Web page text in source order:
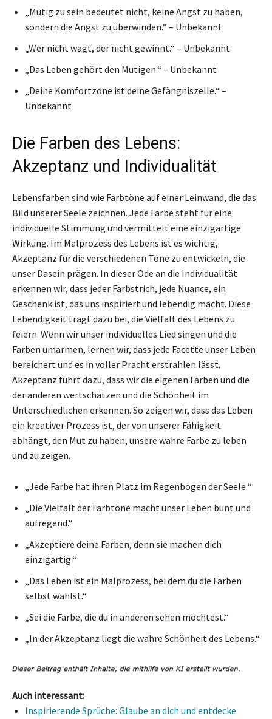
„Mutig zu sein bedeutet nicht, keine Angst zu haben,
sondern die Angst zu überwinden.“ – Unbekannt
„Wer nicht wagt, der nicht gewinnt.“ – Unbekannt
„Das Leben gehört den Mutigen.“ – Unbekannt
„Deine Komfortzone ist deine Gefängniszelle.“ –
Unbekannt
Die Farben des Lebens:
Akzeptanz und Individualität
Lebensfarben sind wie Farbtöne auf einer Leinwand, die das
Bild unserer Seele zeichnen. Jede Farbe steht für eine
individuelle Stimmung und vermittelt eine einzigartige
Wirkung. Im Malprozess des Lebens ist es wichtig,
Akzeptanz für die verschiedenen Töne zu entwickeln, die
unser Dasein prägen. In dieser Ode an die Individualität
erkennen wir, dass jeder Farbstrich, jede Nuance, ein
Geschenk ist, das uns inspiriert und lebendig macht. Diese
Lebendigkeit trägt dazu bei, die Vielfalt des Lebens zu
feiern. Wenn wir unser individuelles Lied singen und die
Farben umarmen, lernen wir, dass jede Facette unser Leben
bereichert und es in voller Pracht erstrahlen lässt.
Akzeptanz führt dazu, dass wir die eigenen Farben und die
der anderen wertschätzen und die Schönheit im
Unterschiedlichen erkennen. So zeigen wir, dass das Leben
ein kreativer Prozess ist, der von unserer Fähigkeit
abhängt, den Mut zu haben, unsere wahre Farbe zu leben
und zu zeigen.
„Jede Farbe hat ihren Platz im Regenbogen der Seele.“
„Die Vielfalt der Farbtöne macht unser Leben bunt und
aufregend.“
„Akzeptiere deine Farben, denn sie machen dich
einzigartig.“
„Das Leben ist ein Malprozess, bei dem du die Farben
selbst wählst.“
„Sei die Farbe, die du in anderen sehen möchtest.“
„In der Akzeptanz liegt die wahre Schönheit des Lebens.“
Auch interessant:
Inspirierende Sprüche: Glaube an dich und entdecke